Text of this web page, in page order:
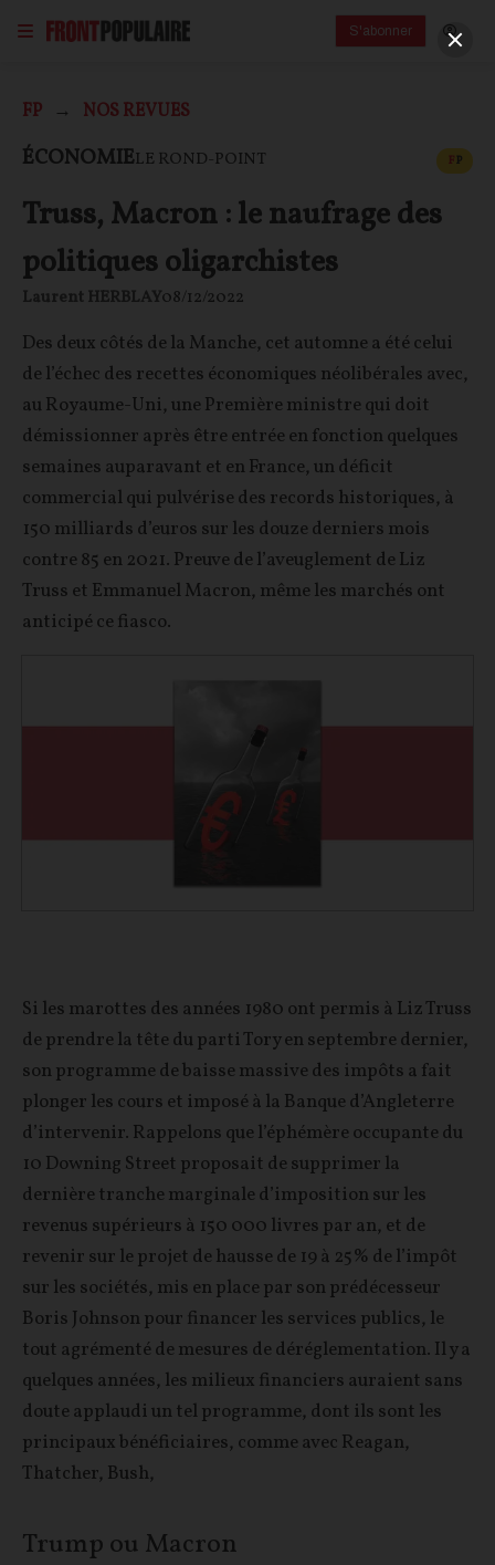
S'abonner
FP NOS REVUES
ÉCONOMIELE ROND-POINT FP
Truss, Macron : le naufrage des
politiques oligarchistes
Laurent HERBLAY08/12/2022
Des deux côtés de la Manche, cet automne a été celui
de l’échec des recettes économiques néolibérales avec,
au Royaume-Uni, une Première ministre qui doit
démissionner après être entrée en fonction quelques
semaines auparavant et en France, un déficit
commercial qui pulvérise des records historiques, à
150 milliards d’euros sur les douze derniers mois
contre 85 en 2021. Preuve de l’aveuglement de Liz
Truss et Emmanuel Macron, même les marchés ont
anticipé ce fiasco.
Si les marottes des années 1980 ont permis à Liz Truss
de prendre la tête du parti Tory en septembre dernier,
son programme de baisse massive des impôts a fait
plonger les cours et imposé à la Banque d’Angleterre
d’intervenir. Rappelons que l’éphémère occupante du
10 Downing Street proposait de supprimer la
dernière tranche marginale d’imposition sur les
revenus supérieurs à 150 000 livres par an, et de
revenir sur le projet de hausse de 19 à 25% de l’impôt
sur les sociétés, mis en place par son prédécesseur
Boris Johnson pour financer les services publics, le
tout agrémenté de mesures de déréglementation. Il y a
quelques années, les milieux financiers auraient sans
doute applaudi un tel programme, dont ils sont les
principaux bénéficiaires, comme avec Reagan,
Thatcher, Bush,
Trump ou Macron